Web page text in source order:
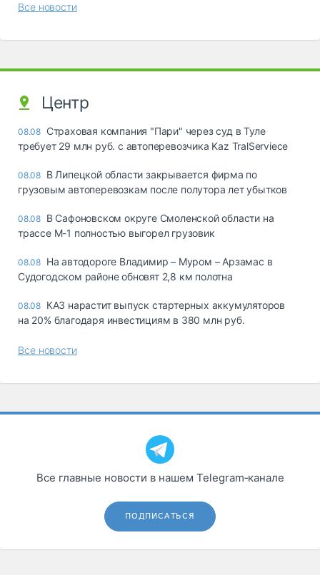
Все новости
Центр
08.08 Страховая компания "Пари" через суд в Туле
требует 29 млн руб. с автоперевозчика Kaz TralServiece
08.08 В Липецкой области закрывается фирма по
грузовым автоперевозкам после полутора лет убытков
08.08 В Сафоновском округе Смоленской области на
трассе М-1 полностью выгорел грузовик
08.08 На автодороге Владимир – Муром – Арзамас в
Судогодском районе обновят 2,8 км полотна
08.08 КАЗ нарастит выпуск стартерных аккумуляторов
на 20% благодаря инвестициям в 380 млн руб.
Все новости
Все главные новости в нашем Telegram‑канале
ПОДПИСАТЬСЯ